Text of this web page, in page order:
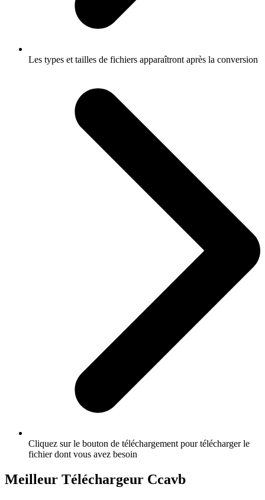
Les types et tailles de fichiers apparaîtront après la conversion
Cliquez sur le bouton de téléchargement pour télécharger le
fichier dont vous avez besoin
Meilleur Téléchargeur Ccavb